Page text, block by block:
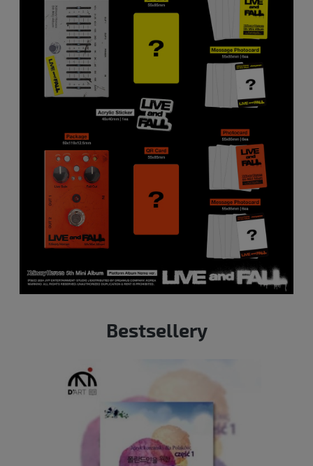
Bestsellery